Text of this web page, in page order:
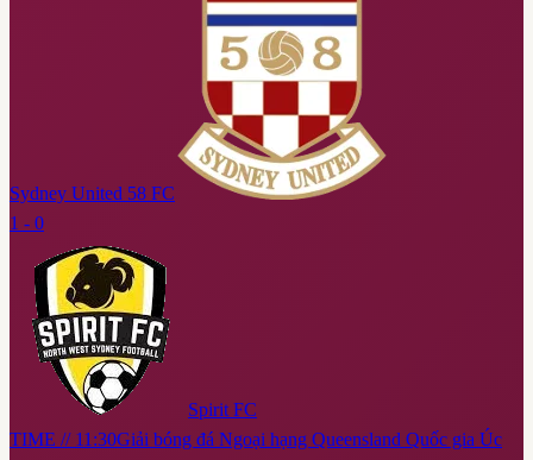
Sydney United 58 FC
1 - 0
Spirit FC
TIME // 11:30Giải bóng đá Ngoại hạng Queensland Quốc gia Úc